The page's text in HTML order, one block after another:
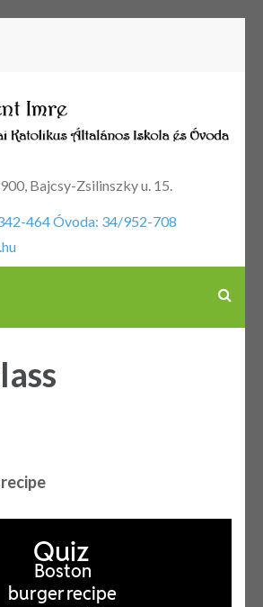
Bajcsy-Zsilinszky u. 15.
464 Óvoda: 34/952-708